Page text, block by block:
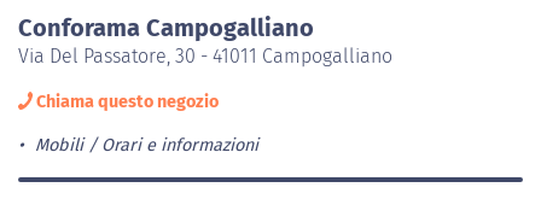
Conforama Campogalliano
Via Del Passatore, 30 - 41011 Campogalliano
Chiama questo negozio
Mobili Orari e informazioni